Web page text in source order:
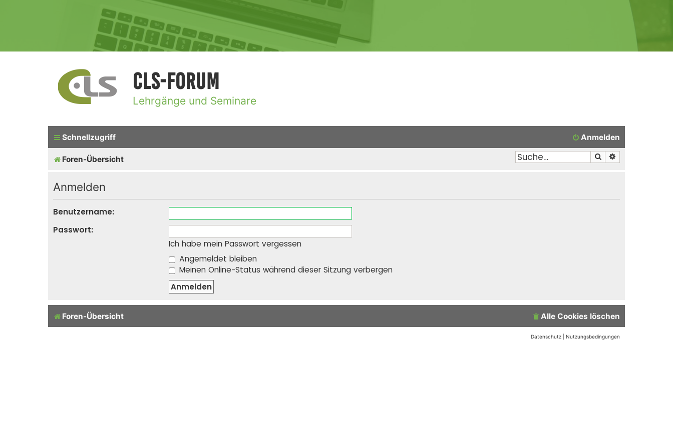
CLS-Forum
Lehrgänge und Seminare
Schnellzugriff Anmelden
Foren-Übersicht Suche
Anmelden
Benutzername:
Passwort:
Ich habe mein Passwort vergessen
Angemeldet bleiben
Meinen Online-Status während dieser Sitzung verbergen
Foren-Übersicht Alle Cookies löschen
Datenschutz Nutzungsbedingungen